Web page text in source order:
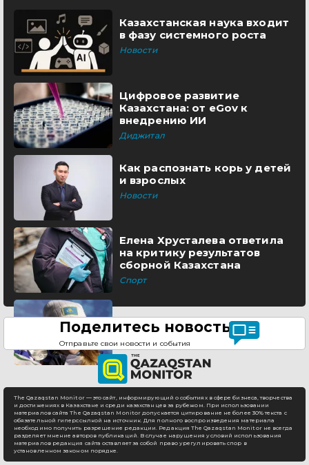
Казахстанская наука входит
в фазу системного роста
Новости
Цифровое развитие
Казахстана: от eGov к
внедрению ИИ
Диджитал
Как распознать корь у детей
и взрослых
Новости
Елена Хрусталева ответила
на критику результатов
сборной Казахстана
Спорт
Поделитесь новостью
Отправьте свои новости и события
The Qazaqstan Monitor — это сайт, информирующий о событиях в сфере бизнеса, творчества
и достижениях в Казахстане и среди казахстанцев за рубежом. При использовании
материалов сайта The Qazaqstan Monitor допускается цитирование не более 30% текста с
обязательной гиперссылкой на источник. Для полного воспроизведения материала
необходимо получить разрешение редакции. Редакция The Qazaqstan Monitor не всегда
разделяет мнение авторов публикаций. В случае нарушения условий использования
материалов редакция сайта оставляет за собой право урегулировать спор в
установленном законом порядке.